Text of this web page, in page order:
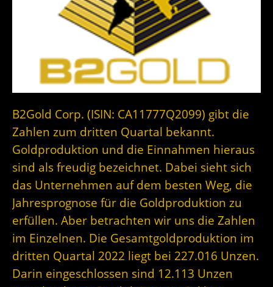
B2Gold Corp. (ISIN: CA11777Q2099) gibt die
Zahlen zum dritten Quartal bekannt.
Goldproduktion und die Einnahmen hieraus
sind als freudig bezeichnet. Dabei sieht sich
das Unternehmen auf dem besten Weg, die
Jahresprognose für die Goldproduktion zu
erfüllen. Aber betrachten wir uns die Zahlen
im Einzelnen. Die Gesamtgoldproduktion im
dritten Quartal 2022 liegt bei 227.016 Unzen.
Darin eingeschlossen sind 12.113 Unzen